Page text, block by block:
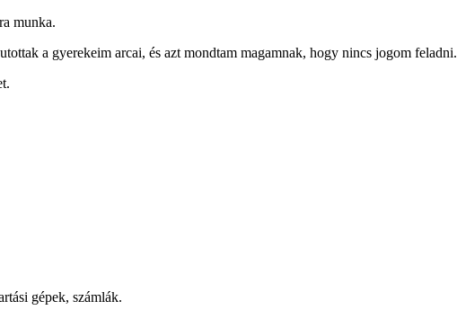
munka.
a gyerekeim arcai, és azt mondtam magamnak, hogy nincs jogom feladni.
gépek, számlák.